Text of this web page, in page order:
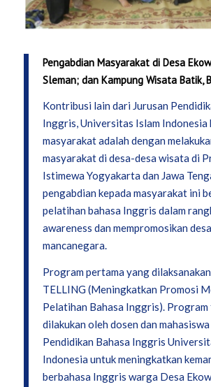
Pengabdian Masyarakat di Desa
Sleman; dan Kampung Wisata Batik,
Kontribusi lain dari Jurusan
Inggris, Universitas Islam Indonesia
masyarakat adalah dengan
masyarakat di desa-desa wisata di
Istimewa Yogyakarta dan Jawa
pengabdian kepada masyarakat ini
pelatihan bahasa Inggris dalam
awareness dan mempromosikan
mancanegara.
Program pertama yang
TELLING (Meningkatkan Promosi
Pelatihan Bahasa Inggris).
dilakukan oleh dosen dan
Pendidikan Bahasa Inggris
Indonesia untuk meningkatkan
berbahasa Inggris warga Desa